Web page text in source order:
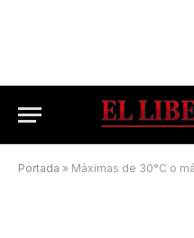
Portada » Máximas de 30°C o más: el